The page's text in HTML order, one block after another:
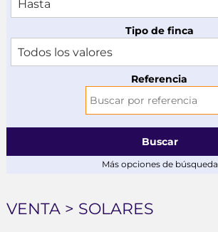
Tipo de finca
Referencia
Buscar
Más opciones de búsqueda
VENTA > SOLARES